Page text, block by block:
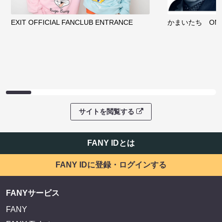
EXIT OFFICIAL FANCLUB ENTRANCE かまいたち
サイトを閲覧する
FANY IDとは
FANY IDに登録・ログインする
FANYサービス
FANY